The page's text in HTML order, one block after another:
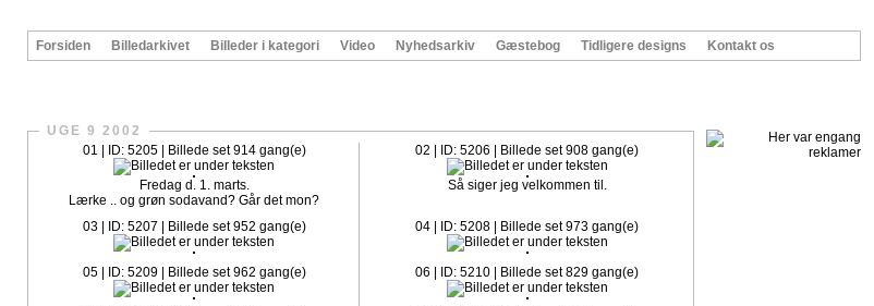
Forsiden Billedarkivet Billeder i kategori Video Nyhedsarkiv Gæstebog Tidligere designs Kontakt os
UGE 9 2002
01 | ID: 5205 | Billede set 914 gang(e)
Fredag d. 1. marts.
Lærke .. og grøn sodavand? Går det mon?
02 | ID: 5206 | Billede set 908 gang(e)
Så siger jeg velkommen til.
03 | ID: 5207 | Billede set 952 gang(e) 04 | ID: 5208 | Billede set 973 gang(e)
05 | ID: 5209 | Billede set 962 gang(e) 06 | ID: 5210 | Billede set 829 gang(e)